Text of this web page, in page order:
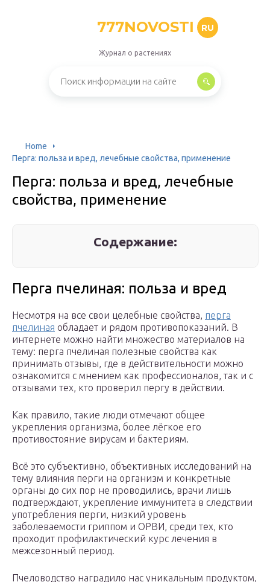
777NOVOSTI RU
Журнал о растениях
Home
Перга: польза и вред, лечебные свойства, применение
Перга: польза и вред, лечебные
свойства, применение
Содержание:
Перга пчелиная: польза и вред
Несмотря на все свои целебные свойства, перга
пчелиная обладает и рядом противопоказаний. В
интернете можно найти множество материалов на
тему: перга пчелиная полезные свойства как
принимать отзывы, где в действительности можно
ознакомится с мнением как профессионалов, так и с
отзывами тех, кто проверил пергу в действии.
Как правило, такие люди отмечают общее
укрепления организма, более лёгкое его
противостояние вирусам и бактериям.
Всё это субъективно, объективных исследований на
тему влияния перги на организм и конкретные
органы до сих пор не проводились, врачи лишь
подтверждают, укрепление иммунитета в следствии
употребления перги, низкий уровень
заболеваемости гриппом и ОРВИ, среди тех, кто
проходит профилактический курс лечения в
межсезонный период.
Пчеловодство наградило нас уникальным продуктом,